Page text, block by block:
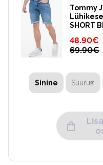
Tommy
SHORT
48.90€
69.90€
Sinine Suurus